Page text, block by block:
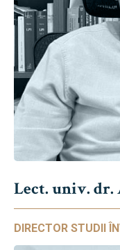
Lect. univ.
DIRECTOR STUDII